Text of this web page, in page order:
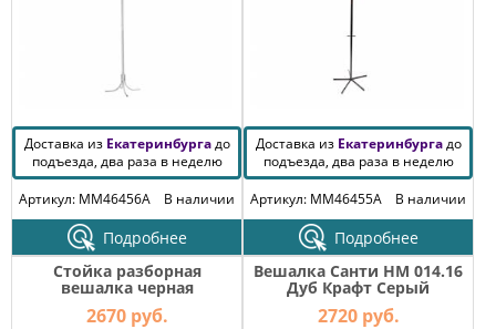
Доставка из Екатеринбургадо
подъезда, два раза в неделю
Артикул: MM46456A
В наличии
Подробнее
Доставка из Екатеринбургадо
подъезда, два раза в неделю
Артикул: MM46455A
В наличии
Подробнее
Стойка разборная
вешалка черная
2670 руб.
Вешалка Санти НМ 014.16
Дуб Крафт Серый
2720 руб.